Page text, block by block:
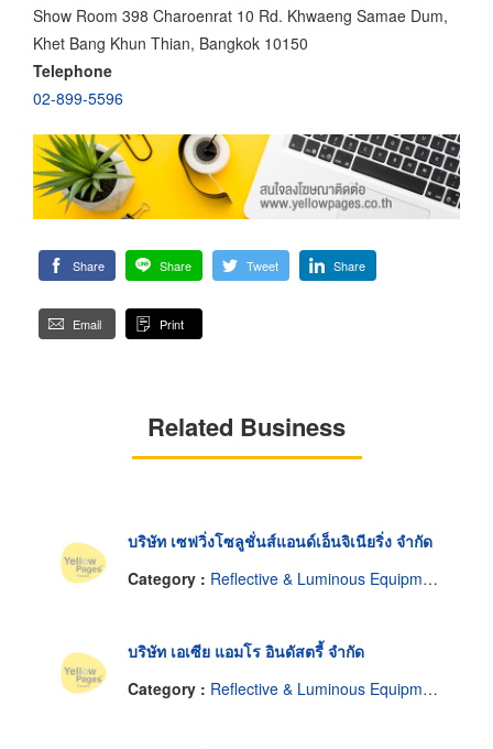
Show Room 398 Charoenrat 10 Rd. Khwaeng Samae Dum,
Khet Bang Khun Thian, Bangkok 10150
Telephone
02-899-5596
Share Share Tweet Share
Email Print
Related Business
บริษัท เซฟวิ่งโซลูชั่นส์แอนด์เอ็นจิเนียริ่ง จำกัด
Category : Reflective & Luminous Equipment & Supplies
บริษัท เอเซีย แอมโร อินดัสตรี้ จำกัด
Category : Reflective & Luminous Equipment & Supplies